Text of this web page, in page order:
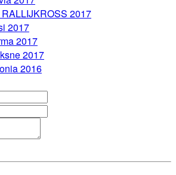
2017
2017
2017
2017
2016